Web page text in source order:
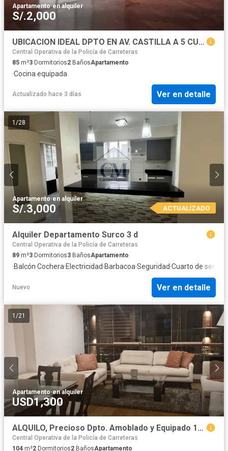
Apartamento·en alquiler
S/.2,000
UBICACION IDEAL DPTO EN AV. CASTILLA A 5 CUADRAS DE PLAZA VEA
Central Operativa de la Policía de Carreteras
85 m²3 Dormitorios2 BañosApartamento
·Cocina equipada
Actualizado hace 3 días Ver en detalle
1 /28
Apartamento·en alquiler
S/.3,000 ACTUALIZADO
Alquiler Departamento Surco 3 d
Central Operativa de la Policía de Carreteras
89 m²3 Dormitorios3 BañosApartamento
·Balcón·Cochera·Electricidad·Barbacoa·Seguridad·Cuarto de
Nuevo Ver en detalle
1 /21
Apartamento·en alquiler
USD1,300
ALQUILO, Precioso Dpto. Amoblado y Equipado 104mts. 2dorm. 1estac. Calle Manco Capac 811, Miraflores
Central Operativa de la Policía de Carreteras
104 m²2 Dormitorios2 BañosApartamento